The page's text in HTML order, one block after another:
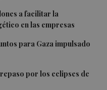
a facilitar la
en las empresas
para Gaza impulsado
por los eclipses de